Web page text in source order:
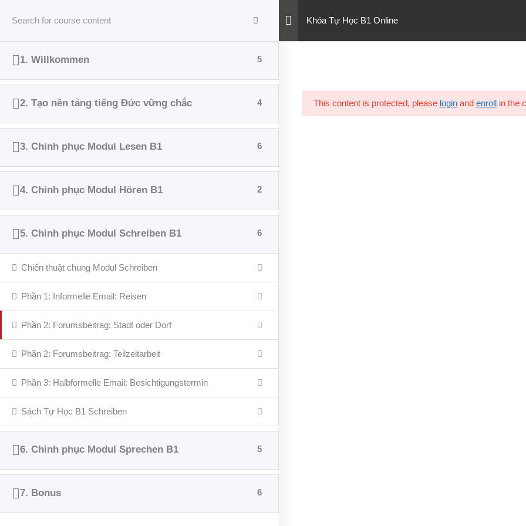
Khóa Tự Học B1 Online
1. Willkommen 5
2. Tạo nền tảng tiếng Đức vững chắc 4
3. Chinh phục Modul Lesen B1 6
4. Chinh phục Modul Hören B1 2
5. Chinh phục Modul Schreiben B1 6
Chiến thuật chung Modul Schreiben
Phần 1: Informelle Email: Reisen
Phần 2: Forumsbeitrag: Stadt oder Dorf
Phần 2: Forumsbeitrag: Teilzeitarbeit
Phần 3: Halbformelle Email: Besichtigungstermin
Sách Tự Học B1 Schreiben
6. Chinh phục Modul Sprechen B1 5
7. Bonus 6
This content is protected, please loginand enrollin the
Copyright © 2026 Tự học tiếng Đức B1